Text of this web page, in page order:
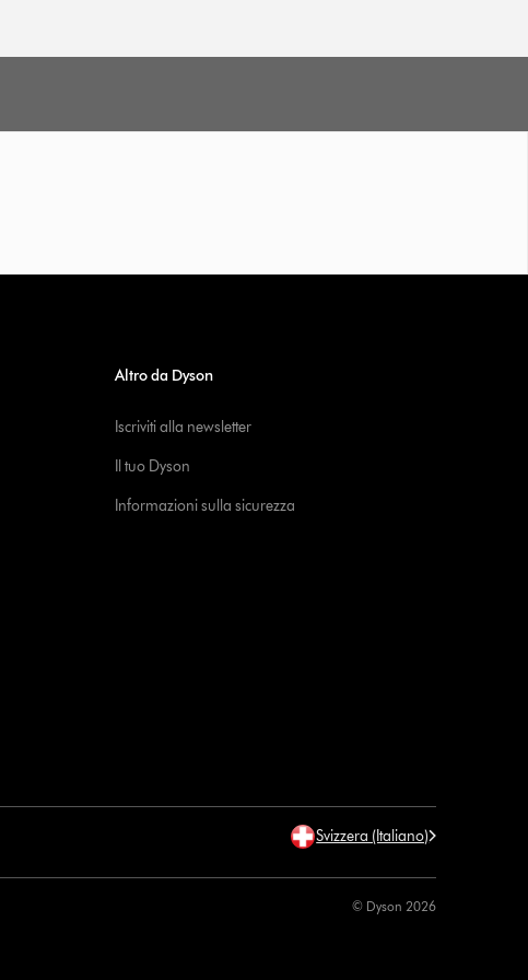
Altro da Dyson
Iscriviti alla newsletter
Il tuo Dyson
Informazioni sulla sicurezza
Svizzera (Italiano)
© Dyson 2026